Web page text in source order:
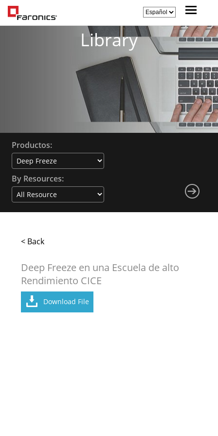
Library
Productos:
By Resources:
< Back
Deep Freeze en una Escuela de alto
Rendimiento CICE
Download File